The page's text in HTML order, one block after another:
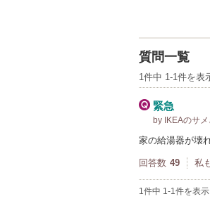
質問一覧
1件中 1-1件を表
緊急
by IKEAのサメ
家の給湯器が壊
回答数 49 私
1件中 1-1件を表示